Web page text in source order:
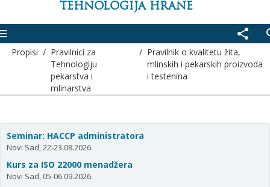
TEHNOLOGIJA HRANE
share
Propisi / Pravilnici za
Tehnologiju
pekarstva i
mlinarstva
/ Pravilnik o kvalitetu žita,
mlinskih i pekarskih proizvoda
i testenina
Seminar: HACCP administratora
Novi Sad, 22-23.08.2026.
Kurs za ISO 22000 menadžera
Novi Sad, 05-06.09.2026.